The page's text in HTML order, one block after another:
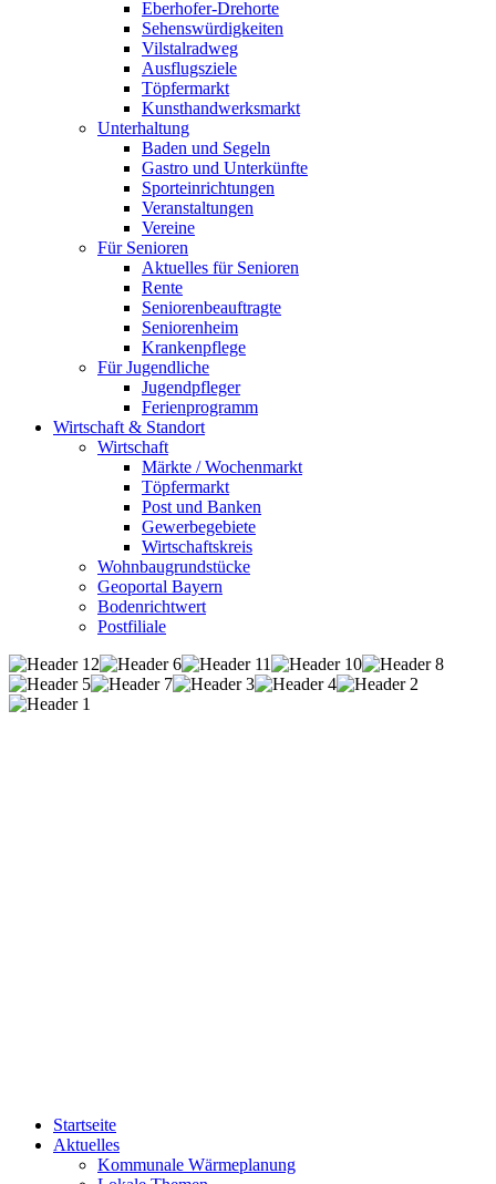
Eberhofer-Drehorte
Sehenswürdigkeiten
Vilstalradweg
Ausflugsziele
Töpfermarkt
Kunsthandwerksmarkt
Unterhaltung
Baden und Segeln
Gastro und Unterkünfte
Sporteinrichtungen
Veranstaltungen
Vereine
Für Senioren
Aktuelles für Senioren
Rente
Seniorenbeauftragte
Seniorenheim
Krankenpflege
Für Jugendliche
Jugendpfleger
Ferienprogramm
Wirtschaft & Standort
Wirtschaft
Märkte / Wochenmarkt
Töpfermarkt
Post und Banken
Gewerbegebiete
Wirtschaftskreis
Wohnbaugrundstücke
Geoportal Bayern
Bodenrichtwert
Postfiliale
Startseite
Aktuelles
Kommunale Wärmeplanung